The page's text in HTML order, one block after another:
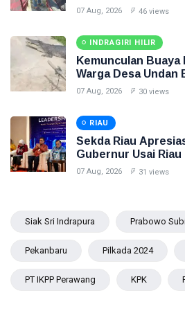
07 Aug, 2026 46 views
INDRAGIRI HILIR
Kemunculan Buaya
Warga Desa Undan
07 Aug, 2026 30 views
RIAU
Sekda Riau
Gubernur Usai
ADLG Awards 2026
07 Aug, 2026 31 views
Siak Sri Indrapura Prabowo
Pekanbaru Pilkada 2024
PT IKPP Perawang KPK